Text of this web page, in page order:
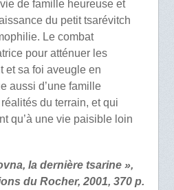
de famille heureuse et
du petit tsarévitch
Le combat
pour atténuer les
et sa foi aveugle en
aussi d’une famille
du terrain, et qui
qu’à une vie paisible loin
la dernière tsarine »,
du Rocher, 2001, 370 p.